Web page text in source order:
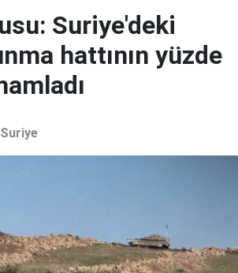
Suriye'deki
hattının yüzde
Suriye